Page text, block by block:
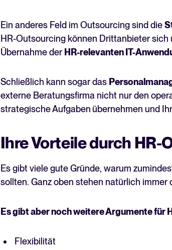
Ein anderes Feld im Outsourcing sind die
HR-Outsourcing können Drittanbieter
Übernahme der HR-relevanten IT-
Schließlich kann sogar das
externe Beratungsfirma nicht nur den
strategische Aufgaben übernehmen und
Ihre Vorteile durch HR-
Es gibt viele gute Gründe, warum
sollten. Ganz oben stehen natürlich immer
Es gibt aber noch weitere Argumente für
Flexibilität